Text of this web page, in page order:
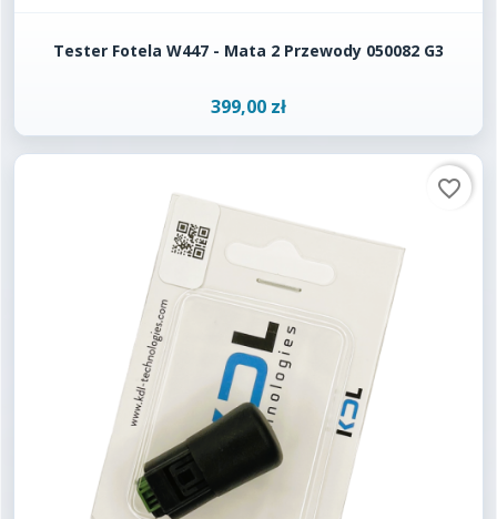
Tester Fotela W447 - Mata 2 Przewody 050082 G3
399,00 zł
favorite_border